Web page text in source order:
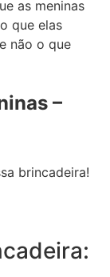
as meninas
que elas
não o que
–
brincadeira!